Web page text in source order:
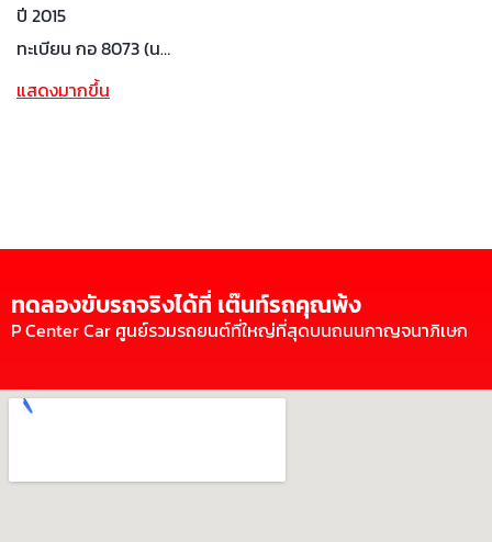
ปี 2015
ทะเบียน กอ 8073 (น…
แสดงมากขึ้น
ทดลองขับรถจริงได้ที่ เต๊นท์รถคุณพ้ง
P Center Car ศูนย์รวมรถยนต์ที่ใหญ่ที่สุดบนถนนกาญจนาภิเษก